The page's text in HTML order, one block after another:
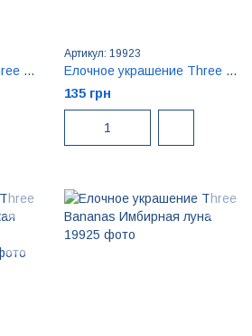
Елочное украшение Three Bananas Шоколадная луна
Артикул: 19923
Елочное украшение Three Bananas Северный костел (цветное двустороннее)
135 грн